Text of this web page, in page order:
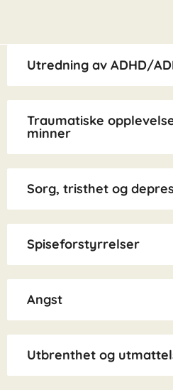
Utredning av ADHD/
Traumatiske
minner
Sorg, tristhet og
Spiseforstyrrelser
Angst
Utbrenthet og